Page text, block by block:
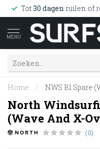
Tot30 dagen ruilen of
MENU
Home / NWS B1 Spare
North
(Wave And X-
(0)